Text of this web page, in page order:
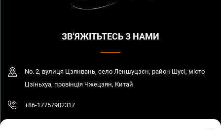
ЗВ’ЯЖІТЬТЕСЬ З НАМИ
No. 2, вулиця Цзянвань, село Леншуцзєн, район Шусі, місто
Цзіньхуа, провінція Чжецзян, Китай
+86-17757902317